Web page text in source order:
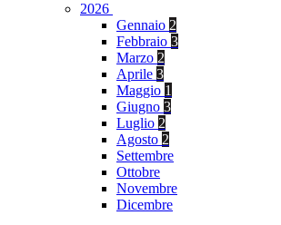
2026
Gennaio 2
Febbraio 3
Marzo 2
Aprile 3
Maggio 1
Giugno 3
Luglio 2
Agosto 2
Settembre
Ottobre
Novembre
Dicembre